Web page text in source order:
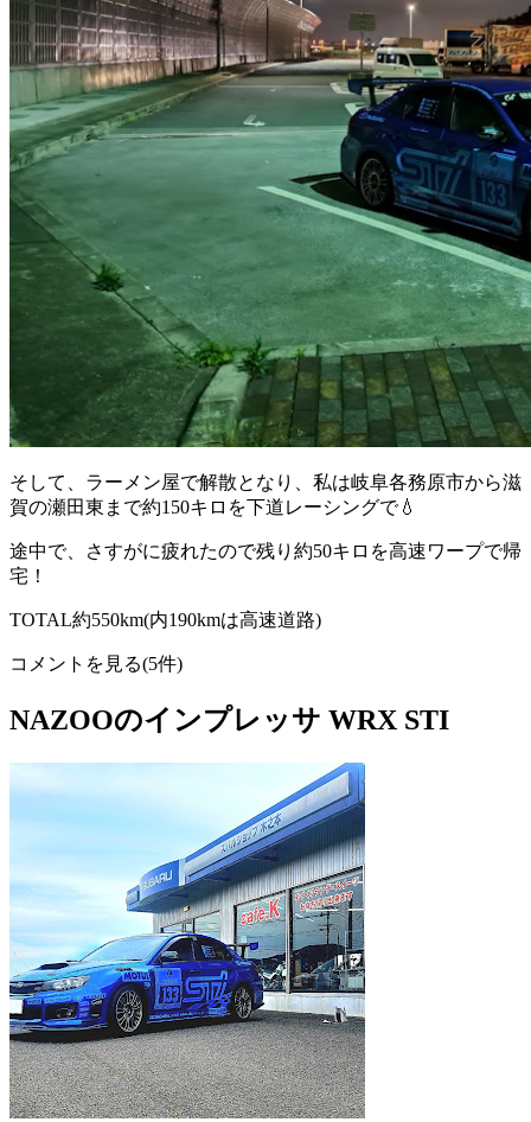
そして、ラーメン屋で解散となり、私は岐阜各務原市から滋
賀の瀬田東まで約150キロを下道レーシングで💧
途中で、さすがに疲れたので残り約50キロを高速ワープで帰
宅！
TOTAL約550km(内190kmは高速道路)
コメントを見る(5件)
NAZOOのインプレッサ WRX STI